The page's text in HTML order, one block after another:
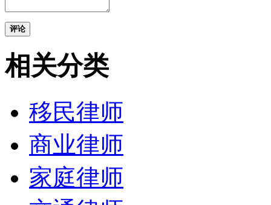
评论
相关分类
移民律师
商业律师
家庭律师